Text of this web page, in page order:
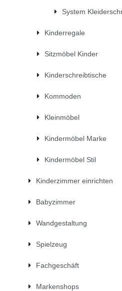
System
Kinderregale
Sitzmöbel Kinder
Kinderschreibtische
Kommoden
Kleinmöbel
Kindermöbel Marke
Kindermöbel Stil
Kinderzimmer einrichten
Babyzimmer
Wandgestaltung
Spielzeug
Fachgeschäft
Markenshops